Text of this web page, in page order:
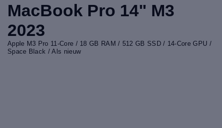
MacBook Pro 14" M3
2023
Apple M3 Pro 11-Core / 18 GB RAM / 512 GB SSD / 14-Core GPU /
Space Black / Als nieuw